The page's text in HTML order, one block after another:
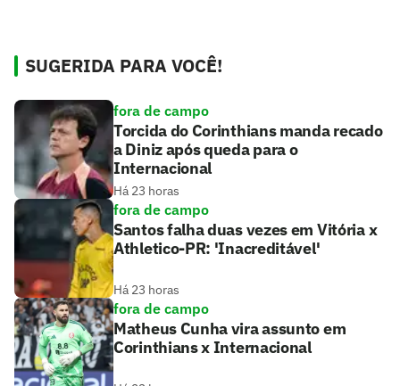
SUGERIDA PARA VOCÊ!
fora de campo
Torcida do Corinthians manda recado
a Diniz após queda para o
Internacional
Há 23 horas
fora de campo
Santos falha duas vezes em Vitória x
Athletico-PR: 'Inacreditável'
Há 23 horas
fora de campo
Matheus Cunha vira assunto em
Corinthians x Internacional